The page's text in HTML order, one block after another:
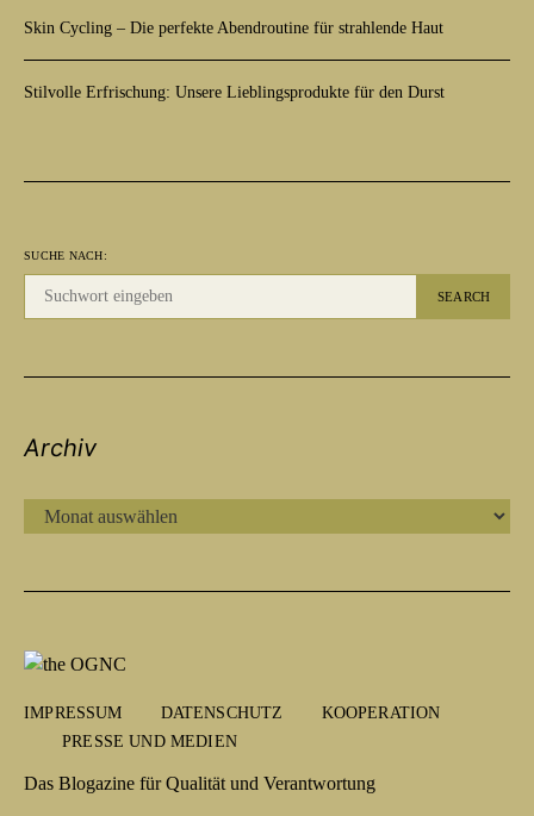
Skin Cycling – Die perfekte Abendroutine für strahlende Haut
Stilvolle Erfrischung: Unsere Lieblingsprodukte für den Durst
SUCHE NACH:
SEARCH
Archiv
IMPRESSUM DATENSCHUTZ
KOOPERATION
PRESSE UND MEDIEN
Das Blogazine für Qualität und Verantwortung